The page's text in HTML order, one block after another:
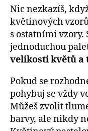
Nic nezkazíš,
květinových
s ostatními vzory.
jednoduchou
velikosti květů
Pokud se
pohybuj se vždy
Můžeš zvolit
barvy, ale nikdy